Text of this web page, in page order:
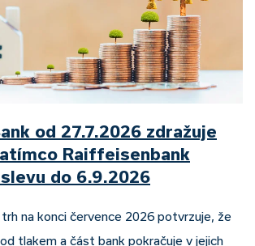
od 27.7.2026 zdražuje
Raiffeisenbank
do 6.9.2026
na konci července 2026 potvrzuje, že
tlakem a část bank pokračuje v jejich